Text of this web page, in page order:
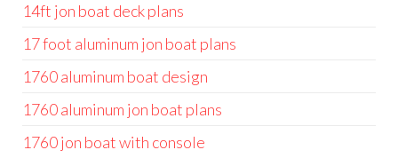
14ft jon boat deck plans
17 foot aluminum jon boat plans
1760 aluminum boat design
1760 aluminum jon boat plans
1760 jon boat with console